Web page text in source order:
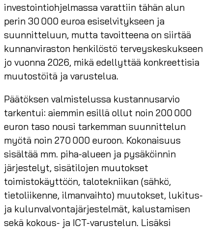
investointiohjelmassa varattiin tähän alun
perin 30 000 euroa esiselvitykseen ja
suunnitteluun, mutta tavoitteena on siirtää
kunnanviraston henkilöstö terveyskeskukseen
jo vuonna 2026, mikä edellyttää konkreettisia
muutostöitä ja varustelua.
Päätöksen valmistelussa kustannusarvio
tarkentui: aiemmin esillä ollut noin 200 000
euron taso nousi tarkemman suunnittelun
myötä noin 270 000 euroon. Kokonaisuus
sisältää mm. piha-alueen ja pysäköinnin
järjestelyt, sisätilojen muutokset
toimistokäyttöön, talotekniikan (sähkö,
tietoliikenne, ilmanvaihto) muutokset, lukitus-
ja kulunvalvontajärjestelmät, kalustamisen
sekä kokous- ja ICT-varustelun. Lisäksi